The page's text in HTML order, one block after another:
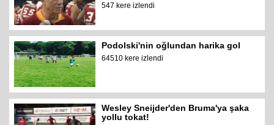
547 kere izlendi
Podolski'nin oğlundan harika gol
64510 kere izlendi
Wesley Sneijder'den Bruma'ya şaka
yollu tokat!